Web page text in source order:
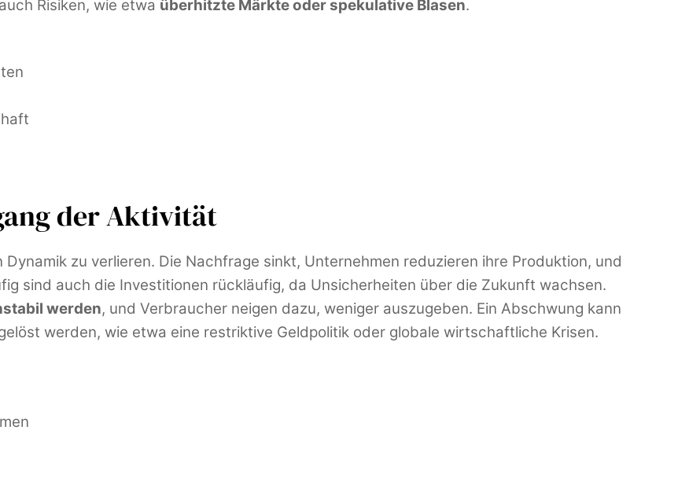
Risiken, wie etwa überhitzte Märkte oder spekulative Blasen.
der Aktivität
zu verlieren. Die Nachfrage sinkt, Unternehmen reduzieren ihre Produktion, und
sind auch die Investitionen rückläufig, da Unsicherheiten über die Zukunft wachsen.
werden, und Verbraucher neigen dazu, weniger auszugeben. Ein Abschwung kann
werden, wie etwa eine restriktive Geldpolitik oder globale wirtschaftliche Krisen.